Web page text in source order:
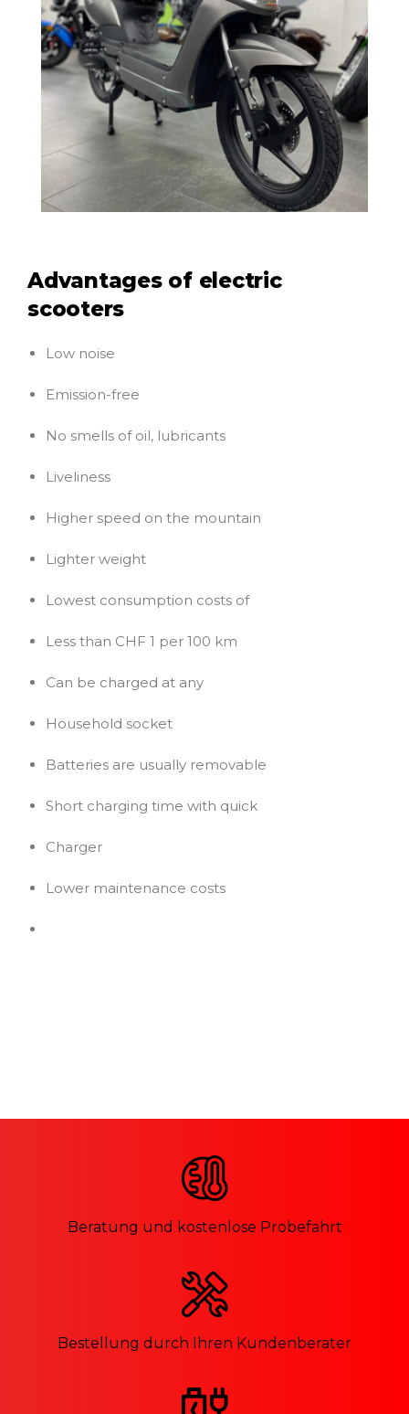
Advantages of electric
scooters
Low noise
Emission-free
No smells of oil, lubricants
Liveliness
Higher speed on the mountain
Lighter weight
Lowest consumption costs of
Less than CHF 1 per 100 km
Can be charged at any
Household socket
Batteries are usually removable
Short charging time with quick
Charger
Lower maintenance costs
Beratung und kostenlose Probefahrt
Bestellung durch Ihren Kundenberater